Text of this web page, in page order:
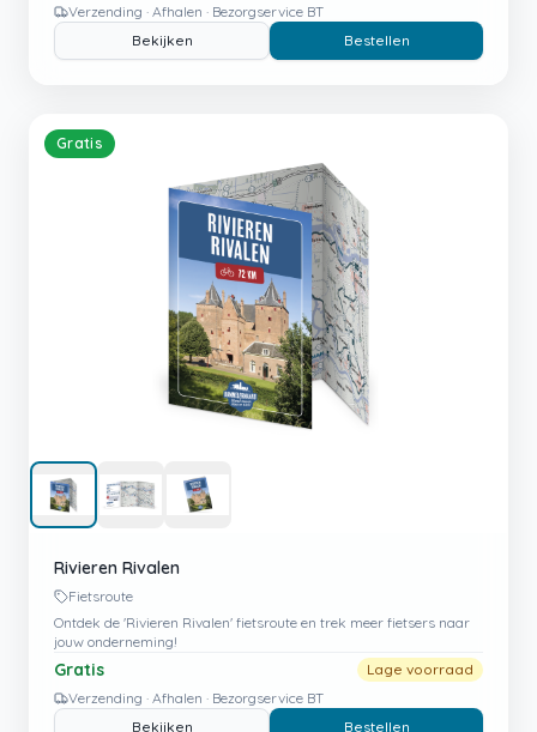
Verzending · Afhalen · Bezorgservice BT
Bekijken
Bestellen
Gratis
Rivieren Rivalen
Fietsroute
Ontdek de 'Rivieren Rivalen' fietsroute en trek meer fietsers naar
jouw onderneming!
Gratis
Lage voorraad
Verzending · Afhalen · Bezorgservice BT
Bekijken
Bestellen